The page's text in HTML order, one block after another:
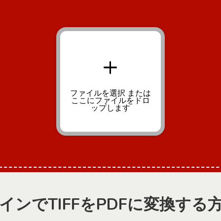
+
ファイルを選択 または
ここにファイルをドロ
ップします
ンでTIFFをPDFに変換する